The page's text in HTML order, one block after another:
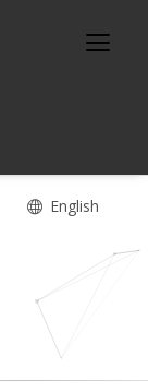
English